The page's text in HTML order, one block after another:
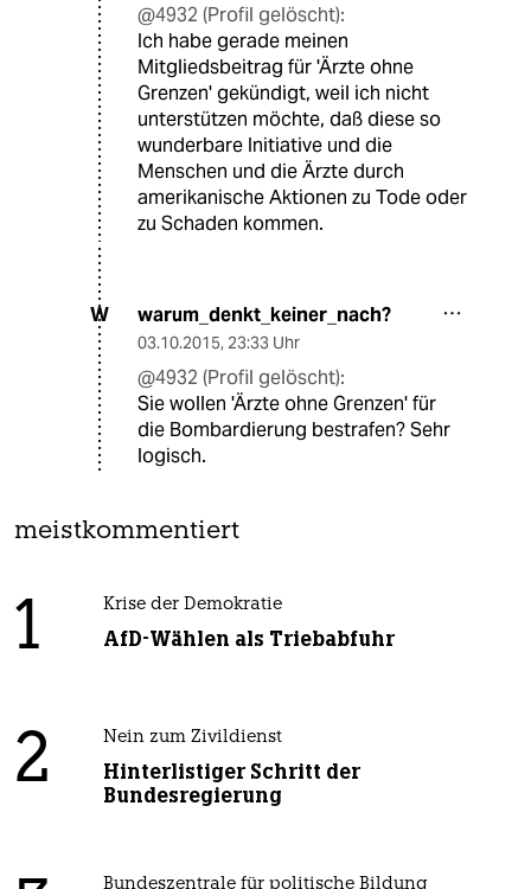
@4932 (Profil gelöscht):
Ich habe gerade meinen
Mitgliedsbeitrag für 'Ärzte ohne
Grenzen' gekündigt, weil ich nicht
unterstützen möchte, daß diese so
wunderbare Initiative und die
Menschen und die Ärzte durch
amerikanische Aktionen zu Tode oder
zu Schaden kommen.
W warum_denkt_keiner_nach?
03.10.2015, 23:33 Uhr
@4932 (Profil gelöscht):
Sie wollen 'Ärzte ohne Grenzen' für
die Bombardierung bestrafen? Sehr
logisch.
meistkommentiert
1 Krise der Demokratie
AfD-Wählen als Triebabfuhr
2 Nein zum Zivildienst
Hinterlistiger Schritt der
Bundesregierung
Bundeszentrale für politische Bildung